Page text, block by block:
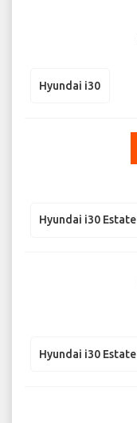
Hyundai i30
Hyundai i30 Estate
Hyundai i30 Estate